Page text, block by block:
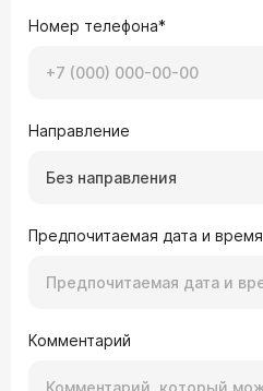
Номер телефона*
Направление
Без направления
Предпочитаемая дата и время
Комментарий